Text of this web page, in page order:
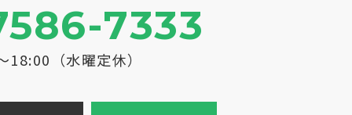
7333
（水曜定休）